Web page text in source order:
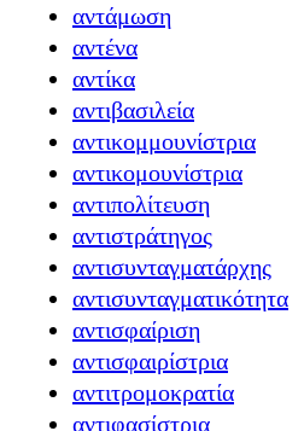
αντάμωση
αντένα
αντίκα
αντιβασιλεία
αντικομμουνίστρια
αντικομουνίστρια
αντιπολίτευση
αντιστράτηγος
αντισυνταγματάρχης
αντισυνταγματικότητα
αντισφαίριση
αντισφαιρίστρια
αντιτρομοκρατία
αντιφασίστρια